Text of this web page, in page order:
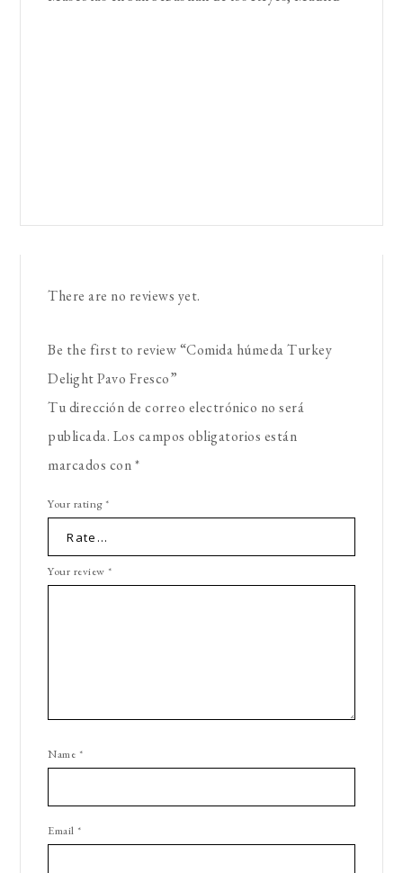
There are no reviews yet.
Be the first to review “Comida húmeda Turkey
Delight Pavo Fresco”
Tu dirección de correo electrónico no será
publicada. Los campos obligatorios están
marcados con*
Your rating *
Your review *
Name *
Email *